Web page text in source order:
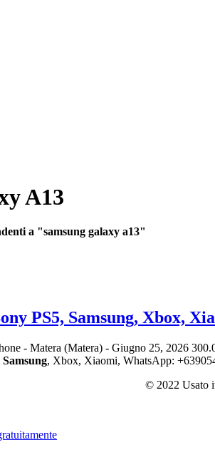
A13
a "samsung galaxy a13"
PS5, Samsung, Xbox,
- Matera (Matera) - Giugno 25, 2026
Samsung, Xbox, Xiaomi, WhatsApp:
© 2022 Usato